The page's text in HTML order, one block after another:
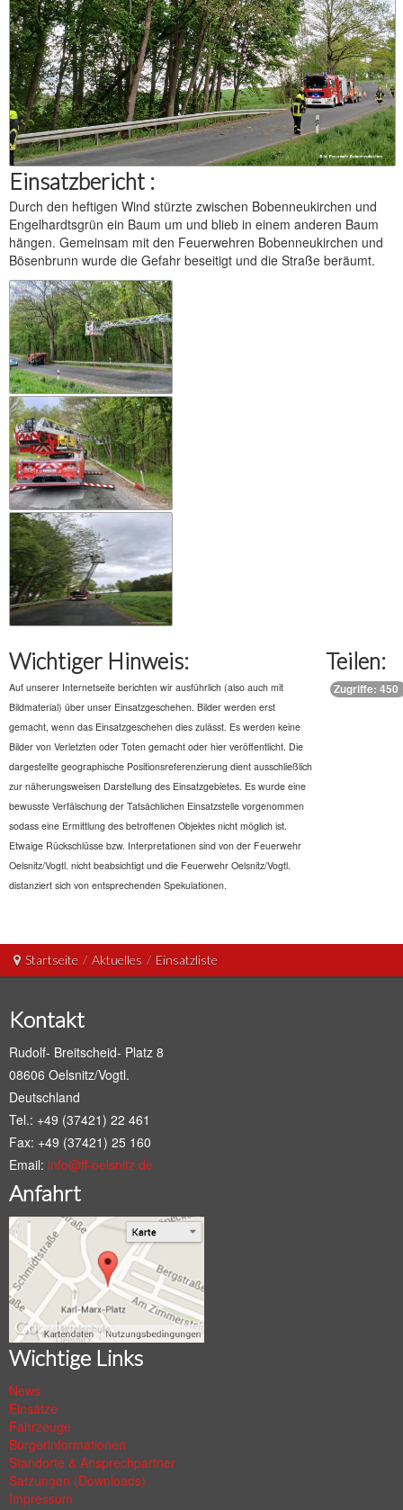
Einsatzbericht :
Durch den heftigen Wind stürzte zwischen Bobenneukirchen und
Engelhardtsgrün ein Baum um und blieb in einem anderen Baum
hängen. Gemeinsam mit den Feuerwehren Bobenneukirchen und
Bösenbrunn wurde die Gefahr beseitigt und die Straße beräumt.
Wichtiger Hinweis:
Auf unserer Internetseite berichten wir ausführlich (also auch mit
Bildmaterial) über unser Einsatzgeschehen. Bilder werden erst
gemacht, wenn das Einsatzgeschehen dies zulässt. Es werden keine
Bilder von Verletzten oder Toten gemacht oder hier veröffentlicht. Die
dargestellte geographische Positionsreferenzierung dient ausschließlich
zur näherungsweisen Darstellung des Einsatzgebietes. Es wurde eine
bewusste Verfälschung der Tatsächlichen Einsatzstelle vorgenommen
sodass eine Ermittlung des betroffenen Objektes nicht möglich ist.
Etwaige Rückschlüsse bzw. Interpretationen sind von der Feuerwehr
Oelsnitz/Vogtl. nicht beabsichtigt und die Feuerwehr Oelsnitz/Vogtl.
distanziert sich von entsprechenden Spekulationen.
Teilen:
Zugriffe: 450
Startseite / Aktuelles / Einsatzliste
Kontakt
Rudolf- Breitscheid- Platz 8
08606 Oelsnitz/Vogtl.
Deutschland
Tel.: +49 (37421) 22 461
Fax: +49 (37421) 25 160
Email: info@ff-oelsnitz.de
Anfahrt
Wichtige Links
News
Einsätze
Fahrzeuge
Bürgerinformationen
Standorte & Ansprechpartner
Satzungen (Downloads)
Impressum